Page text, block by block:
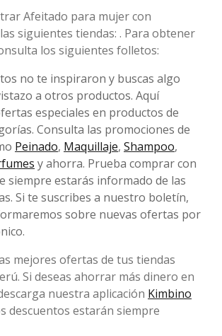
Afeitado para mujer con
siguientes tiendas: . Para obtener
los siguientes folletos:
no te inspiraron y buscas algo
a otros productos. Aquí
especiales en productos de
Consulta las promociones de
Peinado, Maquillaje, Shampoo,
y ahorra. Prueba comprar con
siempre estarás informado de las
Si te suscribes a nuestro boletín,
sobre nuevas ofertas por
mejores ofertas de tus tiendas
Si deseas ahorrar más dinero en
nuestra aplicación Kimbino
descuentos estarán siempre